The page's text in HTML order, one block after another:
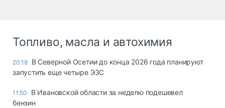
Топливо, масла и автохимия
20:18 В Северной Осетии до конца 2026 года планируют
запустить еще четыре ЭЗС
11:50
В Ивановской области за неделю подешевел
бензин